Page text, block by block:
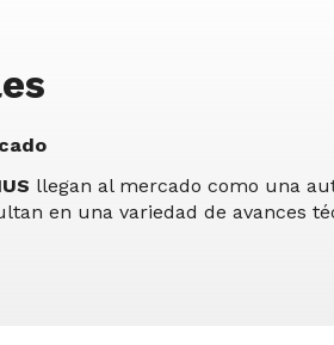
llegan al mercado como una
en una variedad de avances